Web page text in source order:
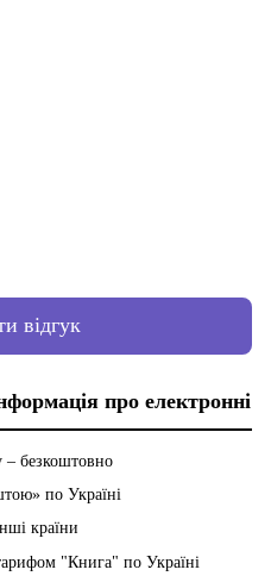
відгук
про електронні
– безкоштовно
по Україні
країни
"Книга" по Україні